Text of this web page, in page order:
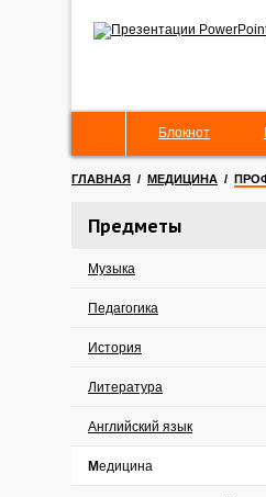
Блокнот
ГЛАВНАЯ / МЕДИЦИНА /
Предметы
Музыка
Педагогика
История
Литература
Английский язык
Медицина